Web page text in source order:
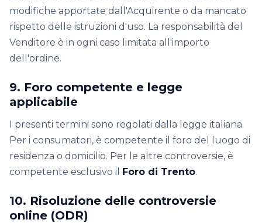
modifiche apportate dall'Acquirente o da mancato
rispetto delle istruzioni d'uso. La responsabilità del
Venditore è in ogni caso limitata all'importo
dell'ordine.
9. Foro competente e legge
applicabile
I presenti termini sono regolati dalla legge italiana.
Per i consumatori, è competente il foro del luogo di
residenza o domicilio. Per le altre controversie, è
competente esclusivo il Foro di Trento.
10. Risoluzione delle controversie
online (ODR)